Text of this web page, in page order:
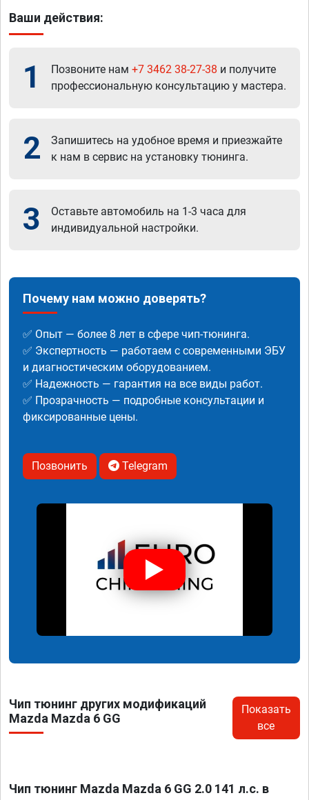
Ваши действия:
1 Позвоните нам +7 3462 38-27-38 и получите
профессиональную консультацию у мастера.
2
Запишитесь на удобное время и приезжайте
к нам в сервис на установку тюнинга.
3
Оставьте автомобиль на 1-3 часа для
индивидуальной настройки.
Почему нам можно доверять?
✅ Опыт — более 8 лет в сфере чип-тюнинга.
✅ Экспертность — работаем с современными ЭБУ
и диагностическим оборудованием.
✅ Надежность — гарантия на все виды работ.
✅ Прозрачность — подробные консультации и
фиксированные цены.
Позвонить Telegram
Чип тюнинг других модификаций
Mazda Mazda 6 GG
Показать
все
Чип тюнинг Mazda Mazda 6 GG 2.0 141 л.с. в